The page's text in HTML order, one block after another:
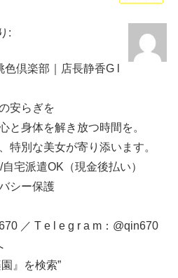
:
倶楽部｜店長静香G l
安らぎを
と身体を解き放つ時間を。
特別な美女が寄り添います。
宅派遣OK（現金後払い）
シー保護
／ T e l e g r a m：@qin670
』を検索”